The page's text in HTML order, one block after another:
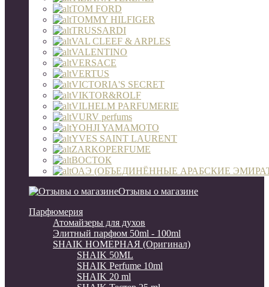
TOM FORD
TOMMY HILFIGER
TRUSSARDI
VAL CLEEF & ARPLES
VALENTINO
VERSACE
VERTUS
VICTORIA'S SECRET
VIKTOR&ROLF
VILHELM PARFUMERIE
VURV perfums
YOHJI YAMAMOTO
YVES SAINT LAURENT
ZARKOPERFUME
ВОСТОК
ОАЭ (ОБЪЕДИНЁННЫЕ АРАБСКИЕ
Отзывы о магазине
Парфюмерия
Атомайзеры для духов
Элитный парфюм 50ml - 100ml
SHAIK НОМЕРНАЯ (Оригинал)
SHAIK 50ML
SHAIK Perfume 10ml
SHAIK 20 ml